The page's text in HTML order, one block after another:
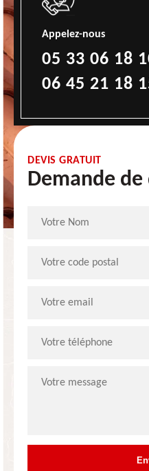
Appelez-nous
05 33 06 18
06 45 21 18
DEVIS GRATUIT
Demande